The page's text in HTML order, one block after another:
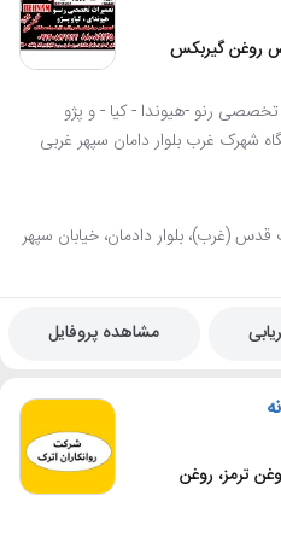
روغن گیربکس
رنو -هیوندا - کیا - و پژو
شهرک غرب بلوار دامان سپهر غربی
شهرک قدس (غرب)، بلوار دادمان، خیابان سپهر
مشاهده پروفایل
ترمز، روغن